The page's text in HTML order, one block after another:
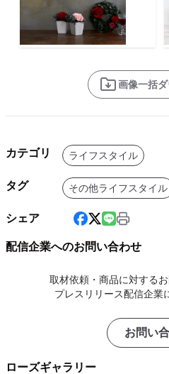
画像一括
カテゴリ ライフスタイル
タグ その他ライフスタイル
シェア
配信企業へのお問い合わせ
取材依頼・商品に対する
プレスリリース配信企業
お問い
ローズギャラリー